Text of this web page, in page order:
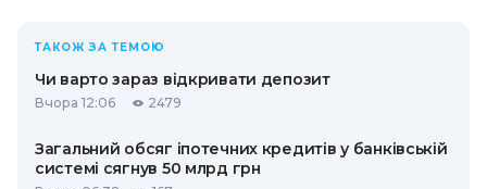
ТАКОЖ ЗА ТЕМОЮ
Чи варто зараз відкривати депозит
Вчора 12:06 2479
Загальний обсяг іпотечних кредитів у банківській
системі сягнув 50 млрд грн